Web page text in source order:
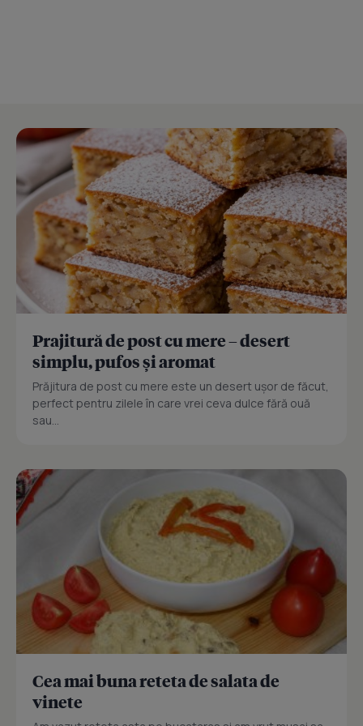
Prajitură de post cu mere – desert
simplu, pufos și aromat
Prăjitura de post cu mere este un desert ușor de făcut,
perfect pentru zilele în care vrei ceva dulce fără ouă
sau...
Cea mai buna reteta de salata de
vinete